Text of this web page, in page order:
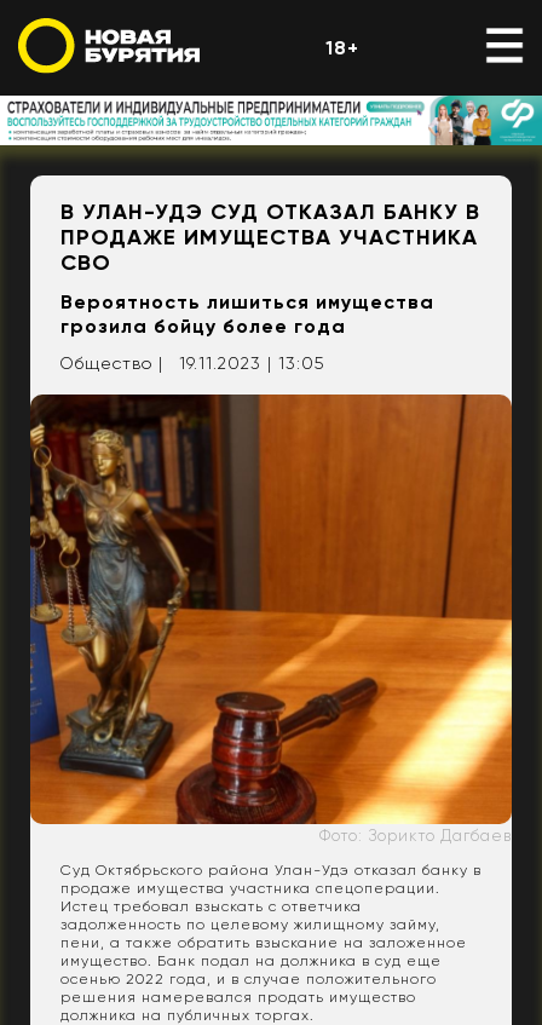
18+
В УЛАН-УДЭ СУД ОТКАЗАЛ БАНКУ В
ПРОДАЖЕ ИМУЩЕСТВА УЧАСТНИКА
СВО
Вероятность лишиться имущества
грозила бойцу более года
Общество | 19.11.2023 | 13:05
Фото: Зорикто Дагбаев
Суд Октябрьского района Улан-Удэ отказал банку в
продаже имущества участника спецоперации.
Истец требовал взыскать с ответчика
задолженность по целевому жилищному займу,
пени, а также обратить взыскание на заложенное
имущество. Банк подал на должника в суд еще
осенью 2022 года, и в случае положительного
решения намеревался продать имущество
должника на публичных торгах.